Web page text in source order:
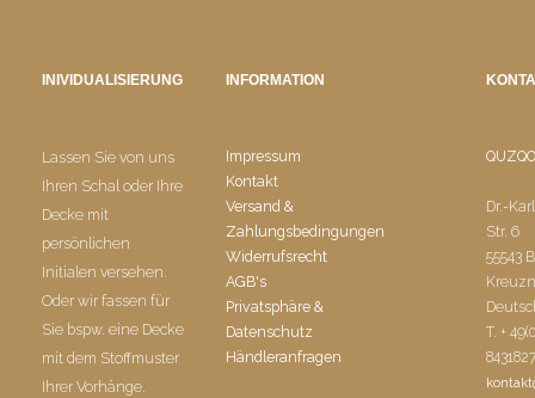
INIVIDUALISIERUNG
Lassen Sie von uns
Ihren Schal oder Ihre
Decke mit
persönlichen
Initialen versehen.
Oder wir fassen für
Sie bspw. eine Decke
mit dem Stoffmuster
Ihrer Vorhänge.
INFORMATION
Impressum
Kontakt
Versand &
Zahlungsbedingungen
Widerrufsrecht
AGB's
Privatsphäre &
Datenschutz
Händleranfragen
QUZQO
Dr.-
Str. 6
55543
T. +